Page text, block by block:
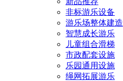
非标游乐设备
游乐场整体建造
智慧成长游乐
儿童组合滑梯
市政配套设施
乐园通用设施
绳网拓展游乐